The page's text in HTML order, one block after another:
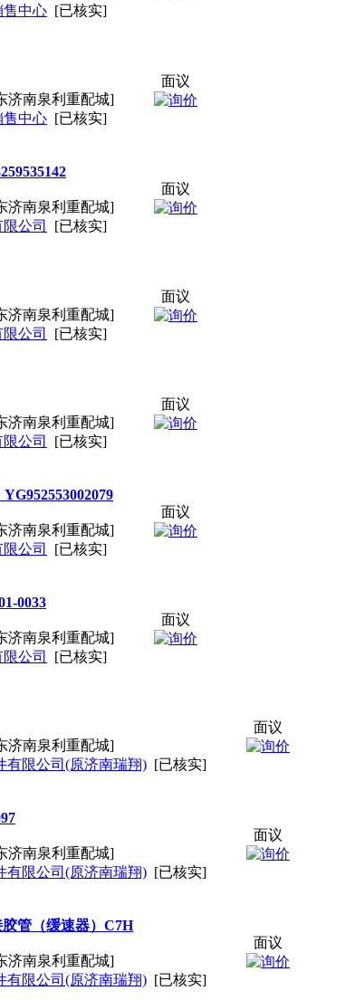
售中心 [已核实]
济南泉利重配城]
售中心 [已核实]
面议
济南泉利重配城]
公司
[已核实]
面议
济南泉利重配城]
公司
[已核实]
面议
济南泉利重配城]
公司
[已核实]
面议
济南泉利重配城]
公司
[已核实]
面议
0033
济南泉利重配城]
公司
[已核实]
面议
济南泉利重配城]
有限公司(原济南瑞翔) [已核实]
面议
济南泉利重配城]
有限公司(原济南瑞翔) [已核实]
面议
胶管（缓速器）C7H
济南泉利重配城]
有限公司(原济南瑞翔) [已核实]
面议